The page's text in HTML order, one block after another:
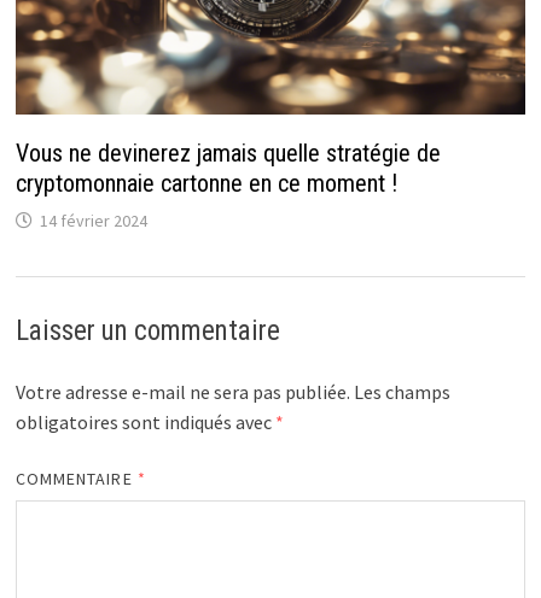
Vous ne devinerez jamais quelle stratégie de
cryptomonnaie cartonne en ce moment !
14 février 2024
Laisser un commentaire
Votre adresse e-mail ne sera pas publiée. Les champs
obligatoires sont indiqués avec *
COMMENTAIRE *